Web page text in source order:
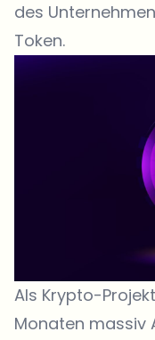
des
Token.
Als Krypto-
Monaten massiv